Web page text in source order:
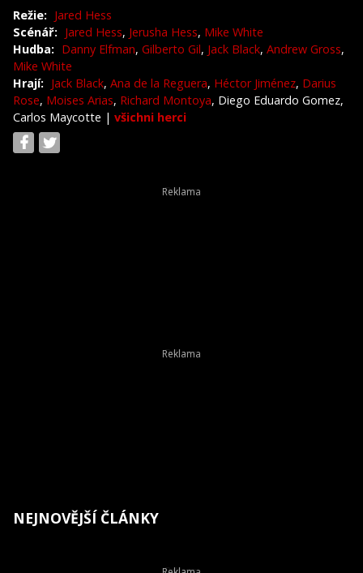
Režie: Jared Hess
Scénář: Jared Hess, Jerusha Hess, Mike White
Hudba: Danny Elfman, Gilberto Gil, Jack Black, Andrew Gross,
Mike White
Hrají: Jack Black, Ana de la Reguera, Héctor Jiménez, Darius
Rose, Moises Arias, Richard Montoya, Diego Eduardo Gomez,
Carlos Maycotte | všichni herci
NEJNOVĚJŠÍ ČLÁNKY